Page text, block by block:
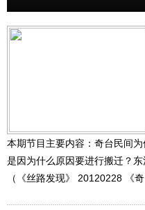
本期节目主要内容：奇台民间
是因为什么原因要进行搬迁？
（《丝路发现》 20120228 《奇